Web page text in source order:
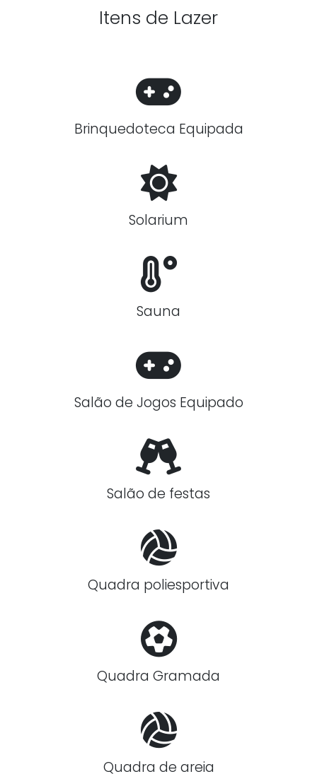
Itens de Lazer
Brinquedoteca Equipada
Solarium
Sauna
Salão de Jogos Equipado
Salão de festas
Quadra poliesportiva
Quadra Gramada
Quadra de areia